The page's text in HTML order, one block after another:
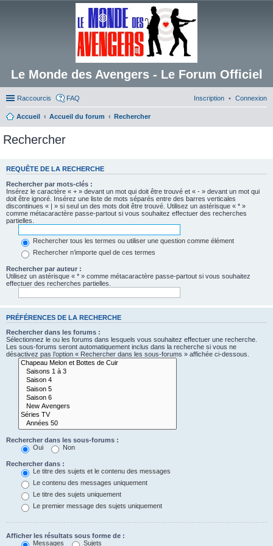
Le Monde des Avengers - Le Forum Officiel
Raccourcis FAQ Connexion
Inscription
Accueil Accueil du forum Rechercher
Rechercher
REQUÊTE DE LA RECHERCHE
Rechercher par mots-clés :
Insérez le caractère « + » devant un mot qui doit être trouvé et « - » devant un mot qui
doit être ignoré. Insérez une liste de mots séparés entre des barres verticales
discontinues « | » si seul un des mots doit être trouvé. Utilisez un astérisque « * »
comme métacaractère passe-partout si vous souhaitez effectuer des recherches
partielles.
Rechercher tous les termes ou utiliser une question comme élément
Rechercher n’importe quel de ces termes
Rechercher par auteur :
Utilisez un astérisque « * » comme métacaractère passe-partout si vous souhaitez
effectuer des recherches partielles.
PRÉFÉRENCES DE LA RECHERCHE
Rechercher dans les forums :
Sélectionnez le ou les forums dans lesquels vous souhaitez effectuer une recherche.
Les sous-forums seront automatiquement inclus dans la recherche si vous ne
désactivez pas l’option « Rechercher dans les sous-forums » affichée ci-dessous.
Rechercher dans les sous-forums :
Oui
Non
Rechercher dans :
Le titre des sujets et le contenu des messages
Le contenu des messages uniquement
Le titre des sujets uniquement
Le premier message des sujets uniquement
Afficher les résultats sous forme de :
Messages
Sujets